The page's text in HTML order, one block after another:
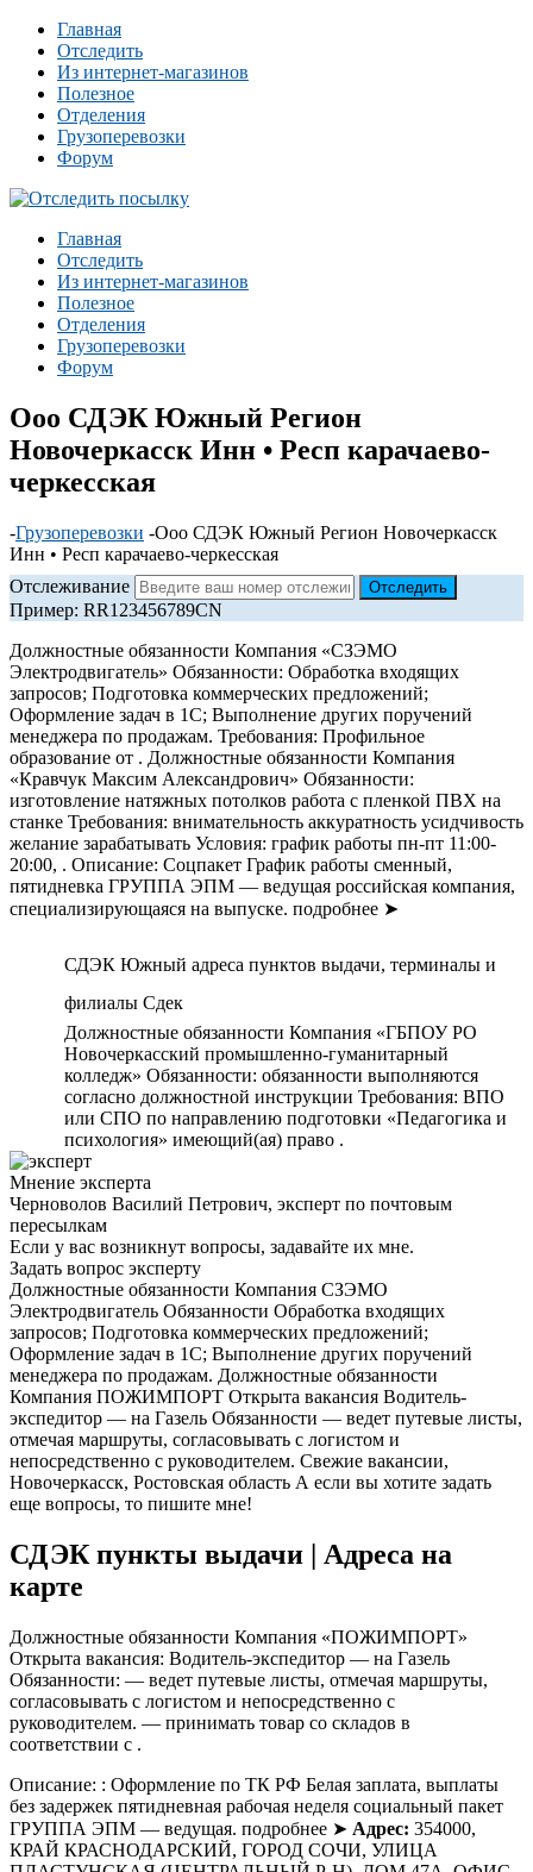
Главная
Отследить
Из интернет-магазинов
Полезное
Отделения
Грузоперевозки
Форум
Главная
Отследить
Из интернет-магазинов
Полезное
Отделения
Грузоперевозки
Форум
Ооо СДЭК Южный Регион
Новочеркасск Инн • Респ карачаево-
черкесская
-Грузоперевозки -Ооо СДЭК Южный Регион Новочеркасск
Инн • Респ карачаево-черкесская
Отслеживание
Пример: RR123456789CN
Должностные обязанности Компания «СЗЭМО
Электродвигатель» Обязанности: Обработка входящих
запросов; Подготовка коммерческих предложений;
Оформление задач в 1С; Выполнение других поручений
менеджера по продажам. Требования: Профильное
образование от . Должностные обязанности Компания
«Кравчук Максим Александрович» Обязанности:
изготовление натяжных потолков работа с пленкой ПВХ на
станке Требования: внимательность аккуратность усидчивость
желание зарабатывать Условия: график работы пн-пт 11:00-
20:00, . Описание: Соцпакет График работы сменный,
пятидневка ГРУППА ЭПМ — ведущая российская компания,
специализирующаяся на выпуске. подробнее ➤
СДЭК Южный адреса пунктов выдачи, терминалы и
филиалы Сдек
Должностные обязанности Компания «ГБПОУ РО
Новочеркасский промышленно-гуманитарный
колледж» Обязанности: обязанности выполняются
согласно должностной инструкции Требования: ВПО
или СПО по направлению подготовки «Педагогика и
психология» имеющий(ая) право .
Мнение эксперта
Черноволов Василий Петрович, эксперт по почтовым
пересылкам
Если у вас возникнут вопросы, задавайте их мне.
Задать вопрос эксперту
Должностные обязанности Компания СЗЭМО
Электродвигатель Обязанности Обработка входящих
запросов; Подготовка коммерческих предложений;
Оформление задач в 1С; Выполнение других поручений
менеджера по продажам. Должностные обязанности
Компания ПОЖИМПОРТ Открыта вакансия Водитель-
экспедитор — на Газель Обязанности — ведет путевые листы,
отмечая маршруты, согласовывать с логистом и
непосредственно с руководителем. Свежие вакансии,
Новочеркасск, Ростовская область А если вы хотите задать
еще вопросы, то пишите мне!
СДЭК пункты выдачи | Адреса на
карте
Должностные обязанности Компания «ПОЖИМПОРТ»
Открыта вакансия: Водитель-экспедитор — на Газель
Обязанности: — ведет путевые листы, отмечая маршруты,
согласовывать с логистом и непосредственно с
руководителем. — принимать товар со складов в
соответствии с .
Описание: : Оформление по ТК РФ Белая заплата, выплаты
без задержек пятидневная рабочая неделя социальный пакет
ГРУППА ЭПМ — ведущая. подробнее ➤ Адрес: 354000,
КРАЙ КРАСНОДАРСКИЙ, ГОРОД СОЧИ, УЛИЦА